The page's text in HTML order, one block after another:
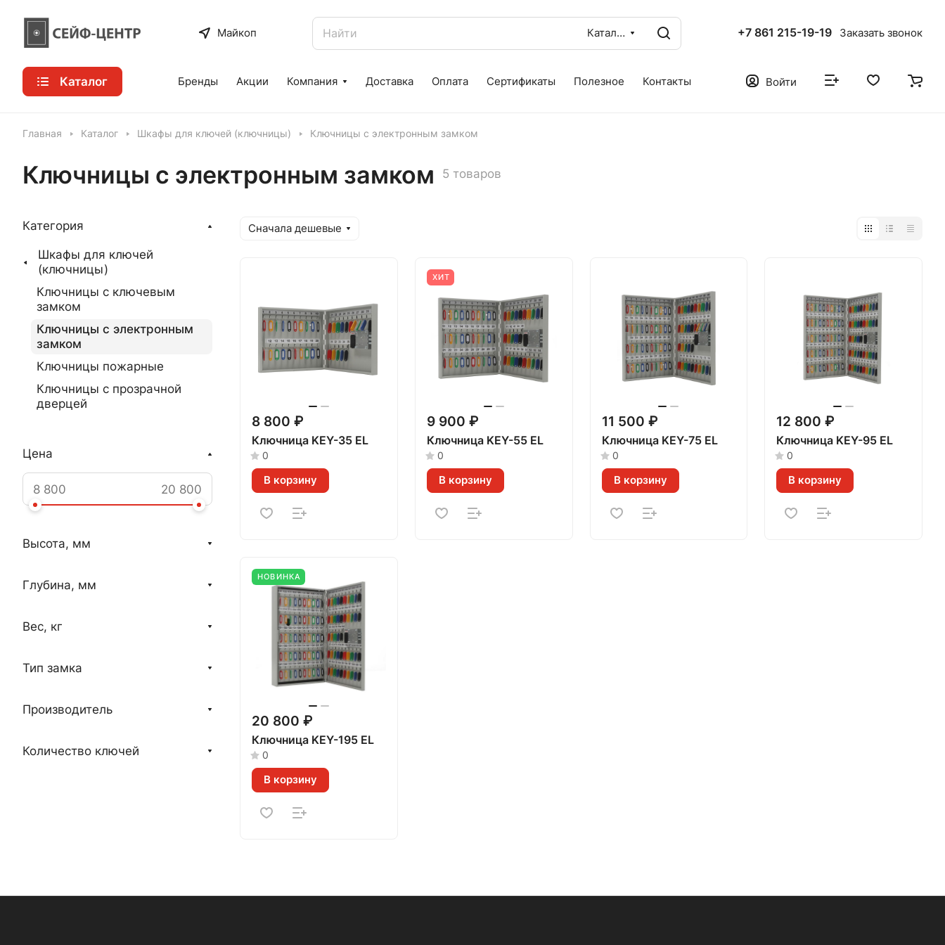
Майкоп Каталог +7 861 215-19-19 Заказать звонок
Каталог Бренды Акции Компания Доставка Оплата Сертификаты Полезное Контакты Войти
Главная Каталог Шкафы для ключей (ключницы) Ключницы с электронным замком
Ключницы с электронным замком 5 товаров
Сначала дешевые
8 800 ₽
Ключница KEY-35 EL
0
В корзину
ХИТ
9 900 ₽
Ключница KEY-55 EL
0
В корзину
11 500 ₽
Ключница KEY-75 EL
0
В корзину
12 800 ₽
Ключница KEY-95 EL
0
В корзину
НОВИНКА
20 800 ₽
Ключница KEY-195 EL
0
В корзину
Категория
Шкафы для ключей
(ключницы)
Ключницы с ключевым
замком
Ключницы с электронным
замком
Ключницы пожарные
Ключницы с прозрачной
дверцей
Цена
Высота, мм
Глубина, мм
Вес, кг
Тип замка
Производитель
Количество ключей